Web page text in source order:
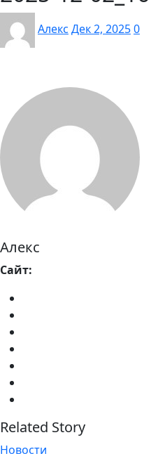
Алекс Дек 2, 20250
Алекс
Сайт:
Related Story
Новости